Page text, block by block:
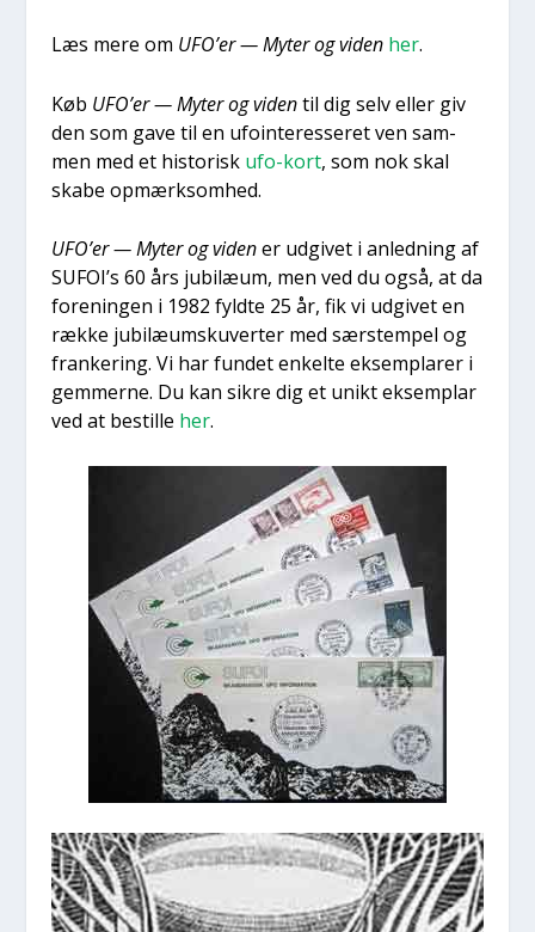
Læs mere om UFO’er — Myter og viden her.
Køb UFO’er — Myter og videntil dig selv eller giv
den som gave til en ufo­in­ter­es­se­ret ven sam­
men med et histo­risk ufo-kort, som nok skal
ska­be opmærk­som­hed.
UFO’er — Myter og videner udgi­vet i anled­ning af
SUFOI’s 60 års jubilæum, men ved du også, at da
for­e­nin­gen i 1982 fyld­te 25 år, fik vi udgi­vet en
ræk­ke jubilæum­sk­u­ver­ter med sær­stem­pel og
fran­ke­ring. Vi har fun­det enkel­te eksem­pla­rer i
gem­mer­ne. Du kan sik­re dig et unikt eksem­plar
ved at bestil­le her.